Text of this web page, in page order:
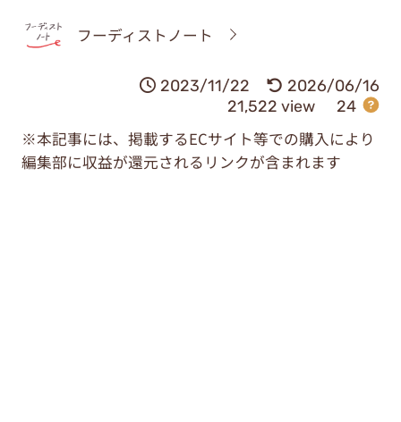
フーディストノート
2023/11/22
2026/06/16
21,522 view
24
※本記事には、掲載するECサイト等での購入により
編集部に収益が還元されるリンクが含まれます